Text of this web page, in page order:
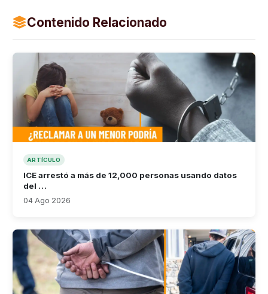
Contenido Relacionado
ARTÍCULO
ICE arrestó a más de 12,000 personas usando datos
del …
04 Ago 2026